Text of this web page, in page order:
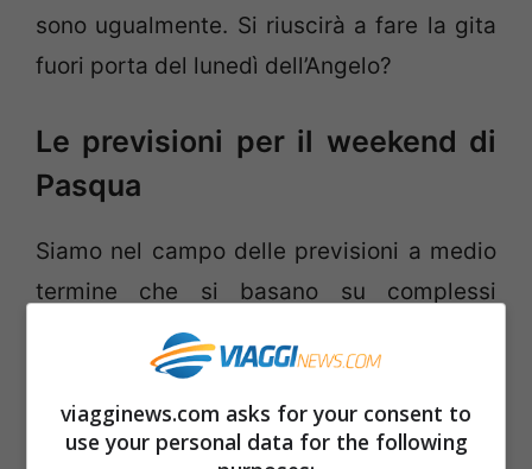
sono ugualmente. Si riuscirà a fare la gita
fuori porta del lunedì dell’Angelo?
Le previsioni per il weekend di
Pasqua
Siamo nel campo delle previsioni a medio
termine che si basano su complessi
modelli fisico-matematici e hanno ad oggi
un’attendibilità intorno al 70%. Più ci
avviciniamo ai giorni di festa maggiore
sarà questa attendibilità. Per ora a Pasqua
viagginews.com asks for your consent to
use your personal data for the following